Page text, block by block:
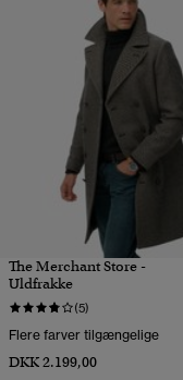
The Merchant Store -
Uldfrakke
(5)
Flere farver tilgængelige
DKK 2.199,00